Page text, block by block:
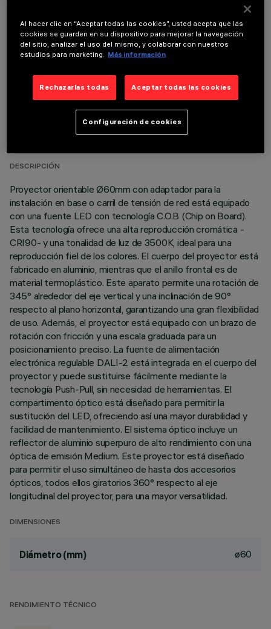
COMPONENTES OPCIONALES
DATOS TÉCNICOS
ÚLTIMA ACTUALIZACIÓN: 06/08/2026
DESCRIPCIÓN
Proyector orientable Ø60mm con adaptador para la
instalación en base o carril de tensión de red está equipado
con una fuente LED con tecnología C.O.B (Chip on Board).
Esta tecnología ofrece una alta reproducción cromática -
CRI90- y una tonalidad de luz de 3500K, ideal para una
reproducción fiel de los colores. El cuerpo del proyector está
fabricado en aluminio, mientras que el anillo frontal es de
material termoplástico. Este aparato permite una rotación de
345° alrededor del eje vertical y una inclinación de 90°
respecto al plano horizontal, garantizando una gran flexibilidad
de uso. Además, el proyector está equipado con un brazo de
rotación con fricción y una escala graduada para un
posicionamiento preciso. La fuente de alimentación
electrónica regulable DALI-2 está integrada en el cuerpo del
proyector y puede sustituirse fácilmente mediante la
tecnología Push-Pull, sin necesidad de herramientas. El
compartimento óptico está diseñado para permitir la
sustitución del LED, ofreciendo así una mayor durabilidad y
facilidad de mantenimiento. El sistema óptico incluye un
reflector de aluminio superpuro de alto rendimiento con una
óptica de emisión Medium. Este proyector está diseñado
para permitir el uso simultáneo de hasta dos accesorios
ópticos, todos ellos giratorios 360° respecto al eje
longitudinal del proyector, para una mayor versatilidad.
DIMENSIONES
Diámetro (mm) ø60
RENDIMIENTO TÉCNICO
Al hacer clic en “Aceptar todas las cookies”, usted acepta que las
cookies se guarden en su dispositivo para mejorar la navegación
del sitio, analizar el uso del mismo, y colaborar con nuestros
estudios para marketing.
Más información
Rechazarlas todas Aceptar todas las cookies
Configuración de cookies